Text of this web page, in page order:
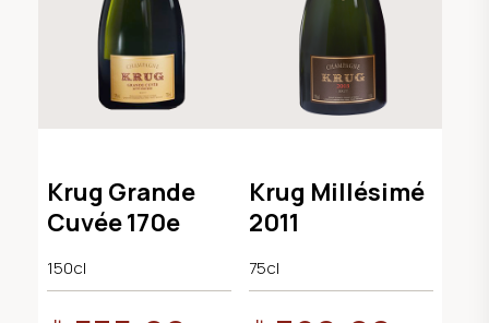
Krug Grande
Cuvée 170e
150cl
Krug Millésimé
2011
75cl